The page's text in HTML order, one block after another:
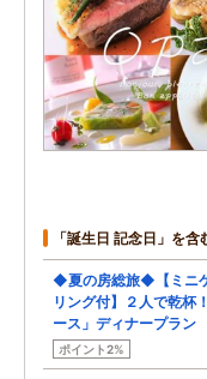
「誕生日 記念日」を
◆夏の房総旅◆【ミニ
リング付】２人で乾杯
ース」ディナープラン
ポイント2%